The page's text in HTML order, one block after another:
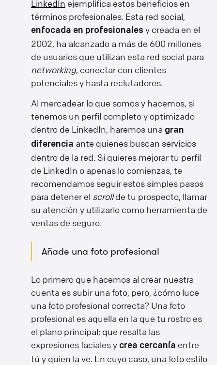
LinkedIn ejemplifica estos beneficios en
términos profesionales. Esta red social,
enfocada en profesionales y creada en el
2002, ha alcanzado a más de 600 millones
de usuarios que utilizan esta red social para
networking, conectar con clientes
potenciales y hasta reclutadores.
Al mercadear lo que somos y hacemos, si
tenemos un perfil completo y optimizado
dentro de LinkedIn, haremos una gran
diferencia ante quienes buscan servicios
dentro de la red. Si quieres mejorar tu perfil
de LinkedIn o apenas lo comienzas, te
recomendamos seguir estos simples pasos
para detener el scrollde tu prospecto, llamar
su atención y utilizarlo como herramienta de
ventas de seguro.
Añade una foto profesional
Lo primero que hacemos al crear nuestra
cuenta es subir una foto, pero, ¿cómo luce
una foto profesional correcta? Una foto
profesional es aquella en la que tu rostro es
el plano principal; que resalta las
expresiones faciales y crea cercanía entre
tú y quien la ve. En cuyo caso, una foto estilo